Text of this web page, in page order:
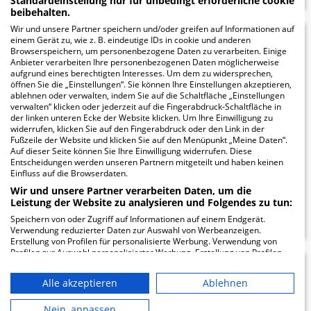
5.65
Orthopädische Klinik
Hessisch Lichtenau
gGmbH
Am Mühlenberg 20
37235 Hessisch Lichtenau
ZUM PROFIL
5.39
Vitos Orthopädische
Klinik Kassel
beibehalten.
Wir und unsere Partner speichern und/oder greifen auf Informationen auf
einem Gerät zu, wie z. B. eindeutige IDs in cookie und anderen
Browserspeichern, um personenbezogene Daten zu verarbeiten. Einige
Anbieter verarbeiten Ihre personenbezogenen Daten möglicherweise
aufgrund eines berechtigten Interesses. Um dem zu widersprechen,
öffnen Sie die „Einstellungen“. Sie können Ihre Einstellungen akzeptieren,
ablehnen oder verwalten, indem Sie auf die Schaltfläche „Einstellungen
verwalten“ klicken oder jederzeit auf die Fingerabdruck-Schaltfläche in
der linken unteren Ecke der Website klicken. Um Ihre Einwilligung zu
widerrufen, klicken Sie auf den Fingerabdruck oder den Link in der
Fußzeile der Website und klicken Sie auf den Menüpunkt „Meine Daten“.
Auf dieser Seite können Sie Ihre Einwilligung widerrufen. Diese
Entscheidungen werden unseren Partnern mitgeteilt und haben keinen
Einfluss auf die Browserdaten.
Wir und unsere Partner verarbeiten Daten, um die
Leistung der Website zu analysieren und Folgendes zu tun:
Speichern von oder Zugriff auf Informationen auf einem Endgerät.
Verwendung reduzierter Daten zur Auswahl von Werbeanzeigen.
Erstellung von Profilen für personalisierte Werbung. Verwendung von
Profilen zur Auswahl personalisierter Werbung. Erstellung von Profilen
personalisierter Inhalte. Messung der Werbeleistung. Messung der
Performance von Inhalten. Analyse von Zielgruppen durch Statistiken
oder Kombinationen von Daten aus verschiedenen Quellen. Entwicklung
und Verbesserung der Angebote. Verwendung reduzierter Daten zur
Alle akzeptieren
Ablehnen